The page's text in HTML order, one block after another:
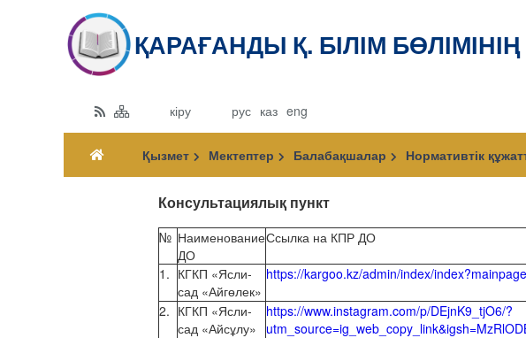
ҚАРАҒАНДЫ Қ. БІЛІМ
кіру рус каз eng
Қызмет Мектептер Балабақшалар Нормативтік
Консультациялық пункт
№ Наименование
ДО
Ссылка на КПР ДО
1. КГКП «Ясли-
сад «Айгөлек»
https://kargoo.kz/admin/index/index?mainpage
2. КГКП «Ясли-
сад «Айсұлу»
https://www.instagram.com/p/DEjnK9_tjO6/?